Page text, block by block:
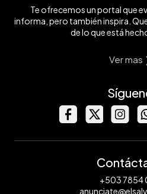
Te ofrecemos un portal que
informa, pero también inspira.
de lo que está
Ver mas
+503 7854